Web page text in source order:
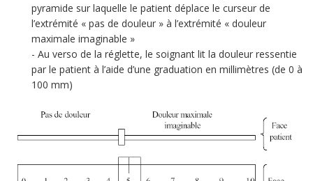
pyramide sur laquelle le patient déplace le curseur de
l’extrémité « pas de douleur » à l’extrémité « douleur
maximale imaginable »
Au verso de la réglette, le soignant lit la douleur ressentie
par le patient à l’aide d’une graduation en millimètres (de 0 à
100 mm)